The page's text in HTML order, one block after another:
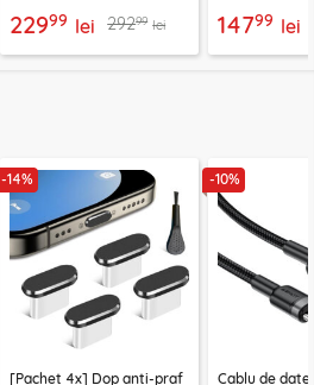
22999 lei 29299 lei 14799 lei
-14%
[Pachet 4x] Dop anti-praf
-10%
Cablu de date